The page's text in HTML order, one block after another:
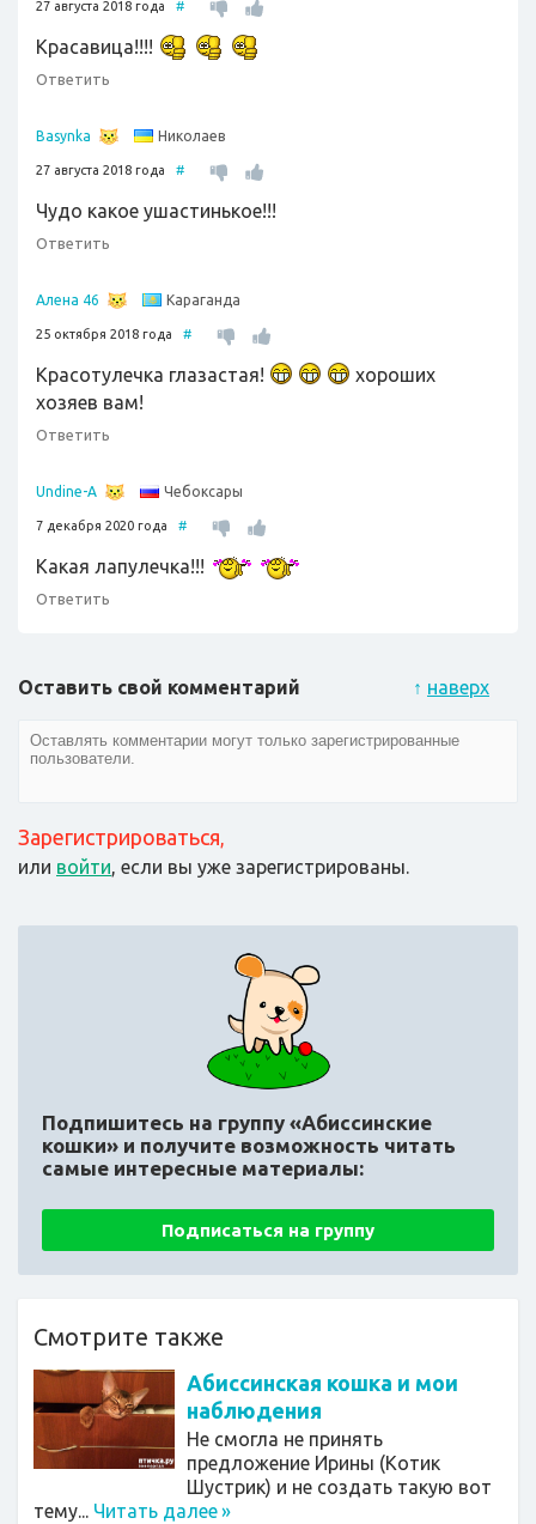
27 августа 2018 года #
Красавица!!!!
Ответить
Basynka Николаев
27 августа 2018 года #
Чудо какое ушастинькое!!!
Ответить
Алена 46 Караганда
25 октября 2018 года #
Красотулечка глазастая!
хороших
хозяев вам!
Ответить
Undine-A Чебоксары
7 декабря 2020 года #
Какая лапулечка!!!
Ответить
↑ наверх
Оставить свой комментарий
Зарегистрироваться,
или войти, если вы уже зарегистрированы.
Подпишитесь на группу «Абиссинские
кошки» и получите возможность читать
самые интересные материалы:
Подписаться на группу
Смотрите также
Абиссинская кошка и мои
наблюдения
Не смогла не принять
предложение Ирины (Котик
Шустрик) и не создать такую вот
тему... Читать далее»